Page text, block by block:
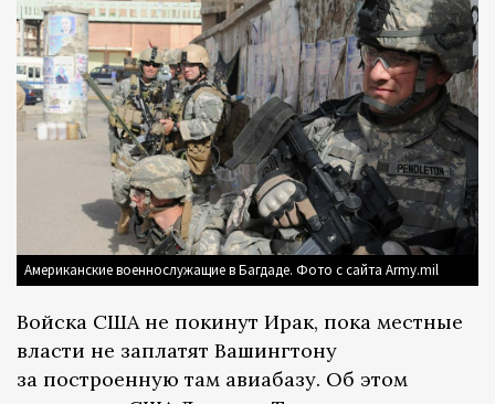
Американские военнослужащие в Багдаде. Фото с сайта Army.mil
Войска США не покинут Ирак, пока местные
власти не заплатят Вашингтону
за построенную там авиабазу. Об этом